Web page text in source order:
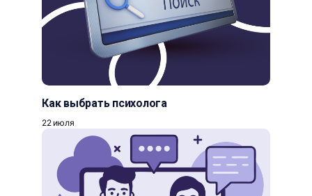
Как выбрать психолога
22 июля